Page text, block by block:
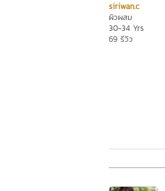
siriwan.c
ผิวผสม
30-34 Yrs
69 รีวิว